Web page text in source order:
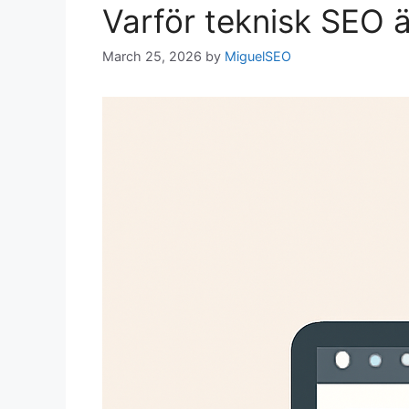
Varför teknisk SEO
March 25, 2026 by MiguelSEO